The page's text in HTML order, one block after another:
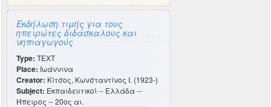
Εκδήλωση τιμής για τους
ηπειρώτες διδάσκαλους και
νηπιαγωγούς
Type: TEXT
Place: Ιωάννινα
Creator: Κίτσος, Κωνσταντίνος Ι. (1923-)
Subject: Εκπαιδευτικοί -- Ελλάδα --
Ήπειρος -- 20ος αι.